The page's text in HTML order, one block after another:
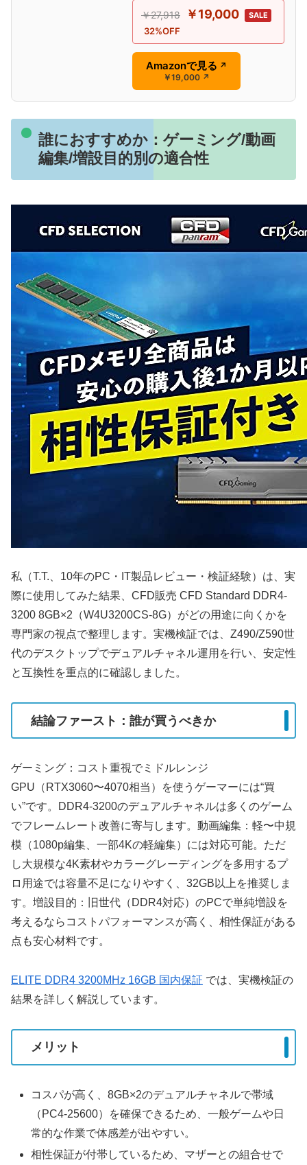
￥27,918 ￥19,000 SALE
32%OFF
Amazonで見る ↗
￥19,000 ↗
誰におすすめか：ゲーミング/動画
編集/増設目的別の適合性
私（T.T.、10年のPC・IT製品レビュー・検証経験）は、実
際に使用してみた結果、CFD販売 CFD Standard DDR4-
3200 8GB×2（W4U3200CS-8G）がどの用途に向くかを
専門家の視点で整理します。実機検証では、Z490/Z590世
代のデスクトップでデュアルチャネル運用を行い、安定性
と互換性を重点的に確認しました。
結論ファースト：誰が買うべきか
ゲーミング：コスト重視でミドルレンジ
GPU（RTX3060〜4070相当）を使うゲーマーには“買
い”です。DDR4-3200のデュアルチャネルは多くのゲーム
でフレームレート改善に寄与します。動画編集：軽〜中規
模（1080p編集、一部4Kの軽編集）には対応可能。ただ
し大規模な4K素材やカラーグレーディングを多用するプ
ロ用途では容量不足になりやすく、32GB以上を推奨しま
す。増設目的：旧世代（DDR4対応）のPCで単純増設を
考えるならコストパフォーマンスが高く、相性保証がある
点も安心材料です。
ELITE DDR4 3200MHz 16GB 国内保証 では、実機検証の
結果を詳しく解説しています。
メリット
コスパが高く、8GB×2のデュアルチャネルで帯域
（PC4-25600）を確保できるため、一般ゲームや日
常的な作業で体感差が出やすい。
相性保証が付帯しているため、マザーとの組合せで